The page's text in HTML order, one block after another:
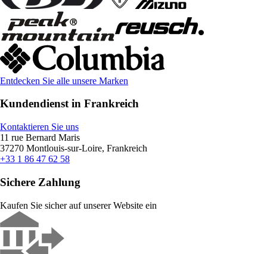
Entdecken Sie alle unsere Marken
Kundendienst in Frankreich
Kontaktieren Sie uns
11 rue Bernard Maris
37270 Montlouis-sur-Loire, Frankreich
+33 1 86 47 62 58
Sichere Zahlung
Kaufen Sie sicher auf unserer Website ein